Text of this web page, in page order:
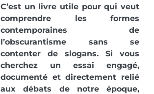
C’est un livre utile pour qui veut
comprendre les formes
contemporaines de
l’obscurantisme sans se
contenter de slogans. Si vous
cherchez un essai engagé,
documenté et directement relié
aux débats de notre époque,